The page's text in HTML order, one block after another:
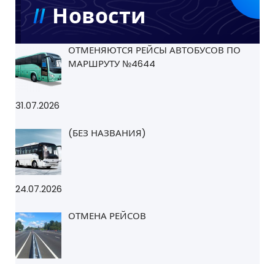
Новости
ОТМЕНЯЮТСЯ РЕЙСЫ АВТОБУСОВ ПО
МАРШРУТУ №4644
31.07.2026
(БЕЗ НАЗВАНИЯ)
24.07.2026
ОТМЕНА РЕЙСОВ